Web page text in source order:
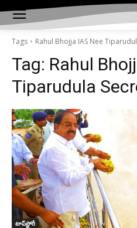
Tags Rahul Bhojja IAS Nee
Tag: Rahul
Tiparudula
టాప్‌స్టోరీ